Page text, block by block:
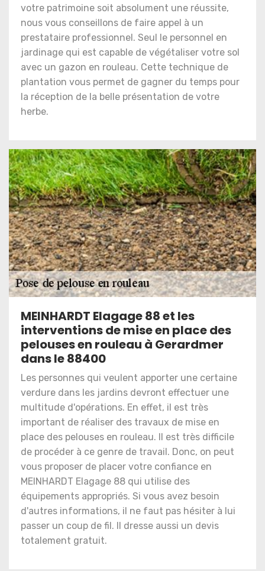
votre patrimoine soit absolument une réussite,
nous vous conseillons de faire appel à un
prestataire professionnel. Seul le personnel en
jardinage qui est capable de végétaliser votre sol
avec un gazon en rouleau. Cette technique de
plantation vous permet de gagner du temps pour
la réception de la belle présentation de votre
herbe.
MEINHARDT Elagage 88 et les
interventions de mise en place des
pelouses en rouleau à Gerardmer
dans le 88400
Les personnes qui veulent apporter une certaine
verdure dans les jardins devront effectuer une
multitude d'opérations. En effet, il est très
important de réaliser des travaux de mise en
place des pelouses en rouleau. Il est très difficile
de procéder à ce genre de travail. Donc, on peut
vous proposer de placer votre confiance en
MEINHARDT Elagage 88 qui utilise des
équipements appropriés. Si vous avez besoin
d'autres informations, il ne faut pas hésiter à lui
passer un coup de fil. Il dresse aussi un devis
totalement gratuit.